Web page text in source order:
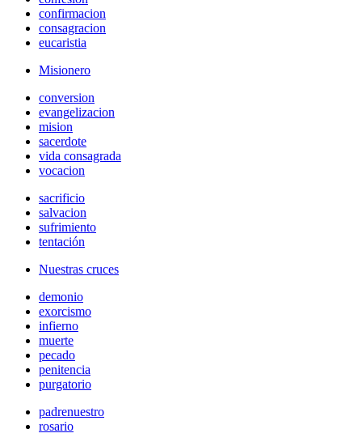
confirmacion
consagracion
eucaristia
Misionero
conversion
evangelizacion
mision
sacerdote
vida consagrada
vocacion
sacrificio
salvacion
sufrimiento
tentación
Nuestras cruces
demonio
exorcismo
infierno
muerte
pecado
penitencia
purgatorio
padrenuestro
rosario